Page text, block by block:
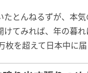
たとんねるずが、本
けてみれば、年の暮
を超えて日本中に届